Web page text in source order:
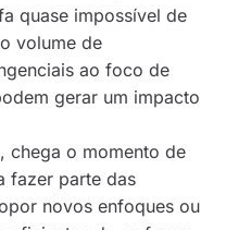
quase impossível de
volume de
ao foco de
gerar um impacto
chega o momento de
fazer parte das
novos enfoques ou